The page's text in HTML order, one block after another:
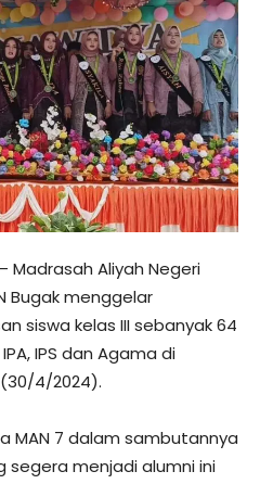
– Madrasah Aliyah Negeri
Bugak menggelar
siswa kelas III sebanyak 64
IPS dan Agama di
4/2024).
MAN 7 dalam sambutannya
segera menjadi alumni ini